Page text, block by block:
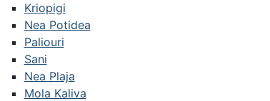
Kriopigi
Nea Potidea
Paliouri
Sani
Nea Plaja
Mola Kaliva